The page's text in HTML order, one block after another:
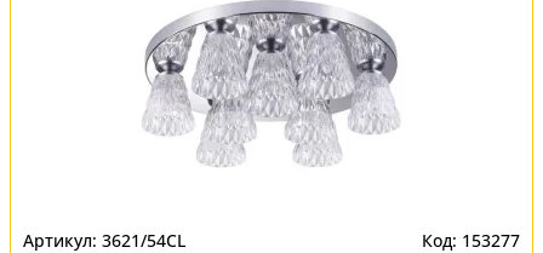
3621/54CL 153277